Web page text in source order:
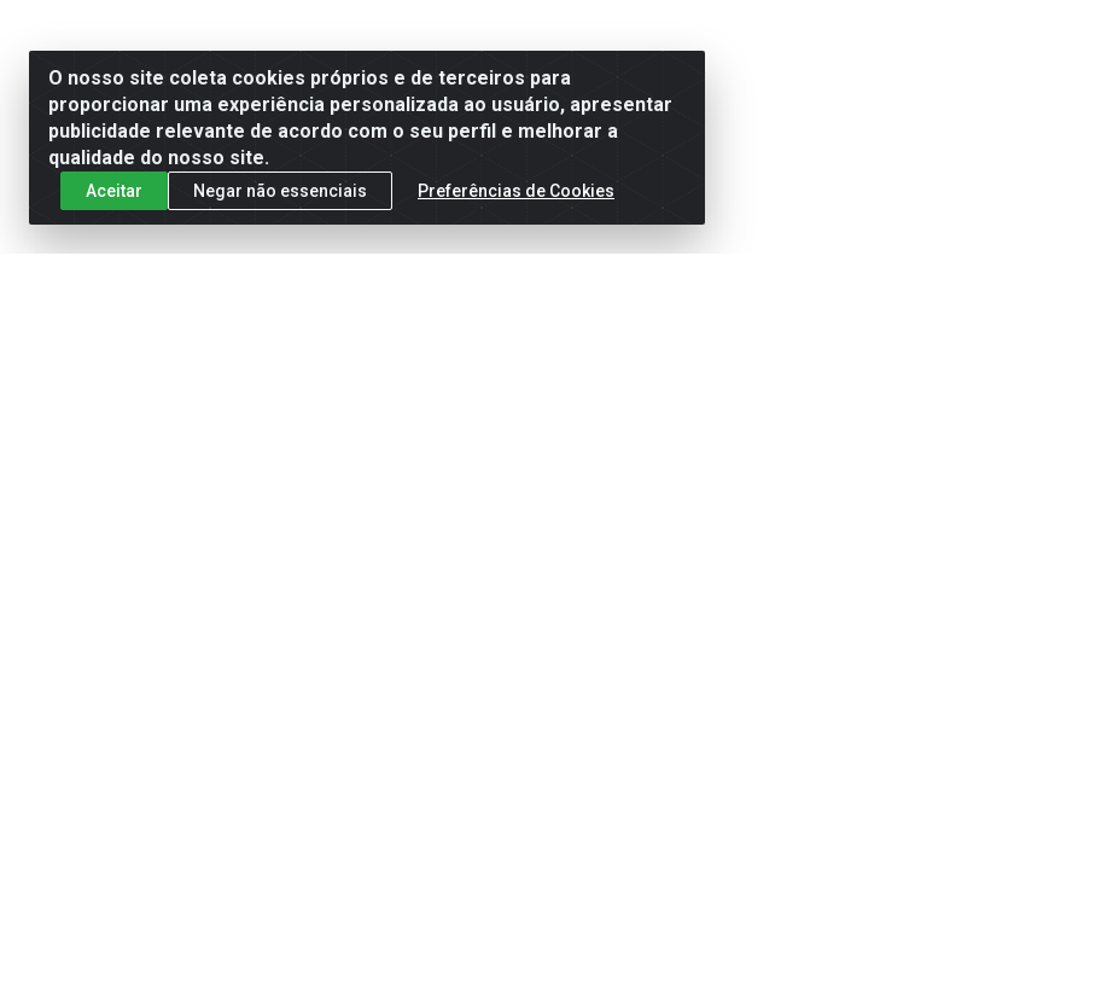
O nosso site coleta cookies próprios e de terceiros para
proporcionar uma experiência personalizada ao usuário, apresentar
publicidade relevante de acordo com o seu perfil e melhorar a
qualidade do nosso site.
Aceitar Negar não essenciais Preferências de Cookies